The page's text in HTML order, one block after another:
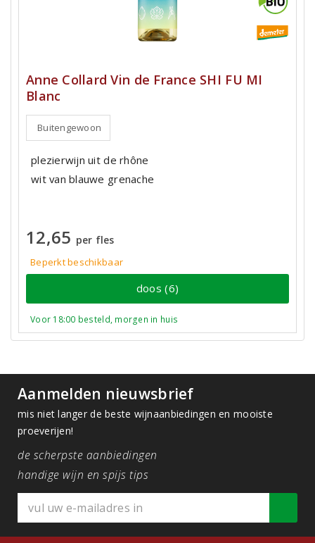
Anne Collard Vin de France SHI FU MI
Blanc
Buitengewoon
plezierwijn uit de rhône
wit van blauwe grenache
12,65 per fles
Beperkt beschikbaar
doos (6)
Voor 18:00 besteld, morgen in huis
Aanmelden nieuwsbrief
mis niet langer de beste wijnaanbiedingen en mooiste
proeverijen!
de scherpste aanbiedingen
handige wijn en spijs tips